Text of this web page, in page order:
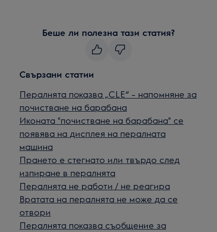
Беше ли полезна тази статия?
Свързани статии
Пералнята показва „CLE“ – напомняне за
почистване на барабана
Иконата "почистване на барабана" се
появява на дисплея на пералната
машина
Прането е стегнато или твърдо след
изпиране в пералнята
Пералнята не работи / не реагира
Вратата на пералнята не може да се
отвори
Пералнята показва съобщение за